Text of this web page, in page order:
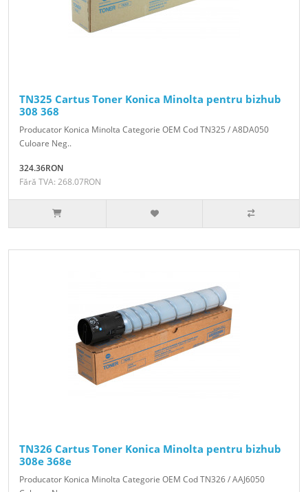
TN325 Cartus Toner Konica Minolta pentru bizhub
308 368
Producator Konica Minolta Categorie OEM Cod TN325 / A8DA050
Culoare Neg..
324.36RON
Fără TVA: 268.07RON
TN326 Cartus Toner Konica Minolta pentru bizhub
308e 368e
Producator Konica Minolta Categorie OEM Cod TN326 / AAJ6050